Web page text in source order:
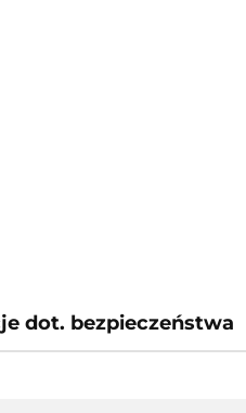
dot. bezpieczeństwa